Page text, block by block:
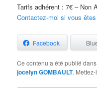
Tarifs adhérent : 7€ – Non
Contactez-moi si vous
Facebook
Ce contenu a été publié
jocelyn GOMBAULT.